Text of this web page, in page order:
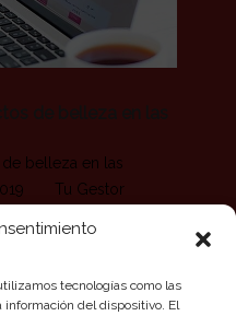
tecnologías como las
información del dispositivo. El
de belleza en las
belleza en las
Tu Gestor
tratando de
de la red son